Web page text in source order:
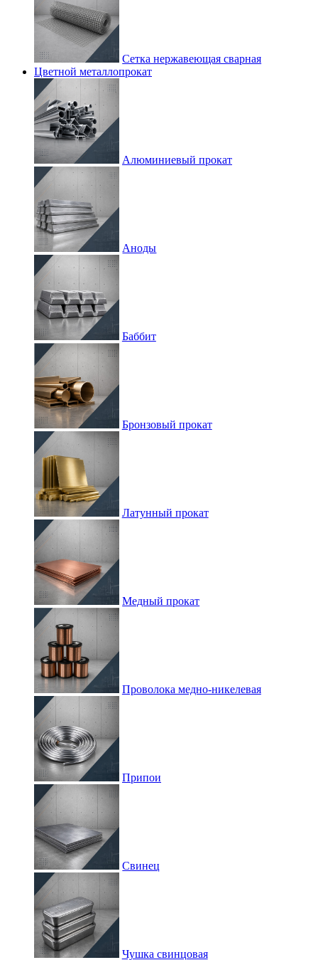
Сетка нержавеющая сварная
Цветной металлопрокат
Алюминиевый прокат
Аноды
Баббит
Бронзовый прокат
Латунный прокат
Медный прокат
Проволока медно-никелевая
Припои
Свинец
Чушка свинцовая